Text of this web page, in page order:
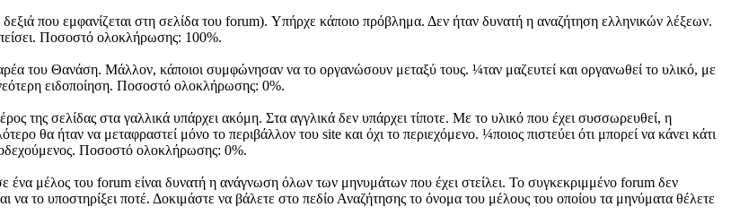
που εμφανίζεται στη σελίδα του forum). Υπήρχε κάποιο πρόβλημα. Δεν ήταν δυνατή η αναζήτηση ελληνικών λέξεων.
Ποσοστό ολοκλήρωσης: 100%.
του Θανάση. Μάλλον, κάποιοι συμφώνησαν να το οργανώσουν μεταξύ τους. ¼ταν μαζευτεί και οργανωθεί το υλικό, με
ειδοποίηση. Ποσοστό ολοκλήρωσης: 0%.
της σελίδας στα γαλλικά υπάρχει ακόμη. Στα αγγλικά δεν υπάρχει τίποτε. Με το υλικό που έχει συσσωρευθεί, η
θα ήταν να μεταφραστεί μόνο το περιβάλλον του site και όχι το περιεχόμενο. ¼ποιος πιστεύει ότι μπορεί να κάνει κάτι
Ποσοστό ολοκλήρωσης: 0%.
ένα μέλος του forum είναι δυνατή η ανάγνωση όλων των μηνυμάτων που έχει στείλει. Το συγκεκριμμένο forum δεν
να το υποστηρίξει ποτέ. Δοκιμάστε να βάλετε στο πεδίο Αναζήτησης το όνομα του μέλους του οποίου τα μηνύματα θέλετε